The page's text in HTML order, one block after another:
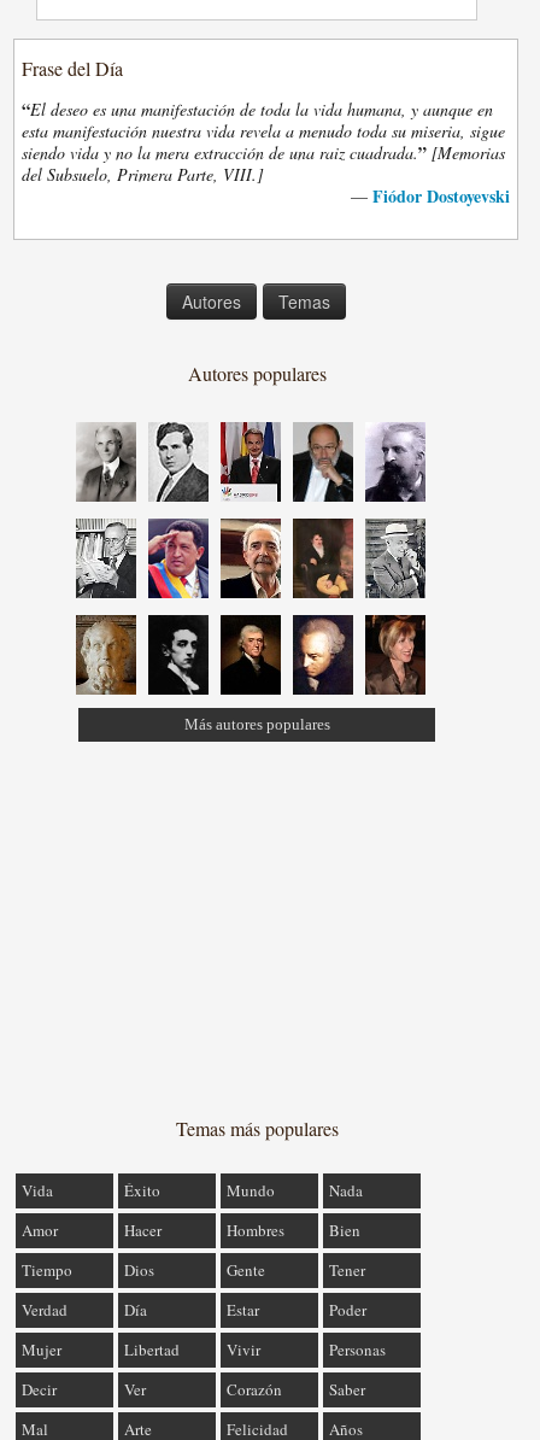
Frase del Día
“El deseo es una manifestación de toda la vida humana, y aunque en
esta manifestación nuestra vida revela a menudo toda su miseria, sigue
siendo vida y no la mera extracción de una raiz cuadrada.” [Memorias
del Subsuelo, Primera Parte, VIII.]
— Fiódor Dostoyevski
Autores Temas
Autores populares
Más autores populares
Temas más populares
Vida Éxito Mundo
Nada
Amor
Hacer Hombres
Bien
Tiempo
Dios Gente
Tener
Verdad
Día Estar
Poder
Mujer
Libertad Vivir
Personas
Decir
Ver Corazón
Saber
Mal
Arte Felicidad Años